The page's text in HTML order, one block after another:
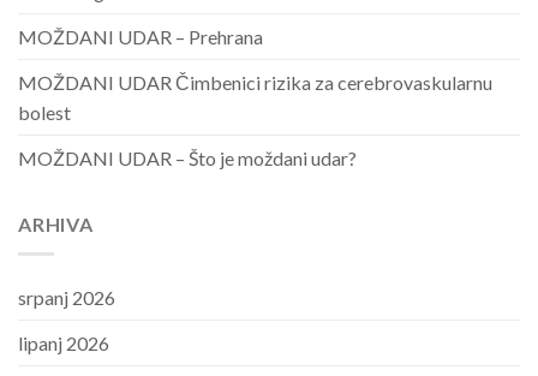
MOŽDANI UDAR – Prehrana
MOŽDANI UDAR Čimbenici rizika za cerebrovaskularnu
bolest
MOŽDANI UDAR – Što je moždani udar?
ARHIVA
srpanj 2026
lipanj 2026